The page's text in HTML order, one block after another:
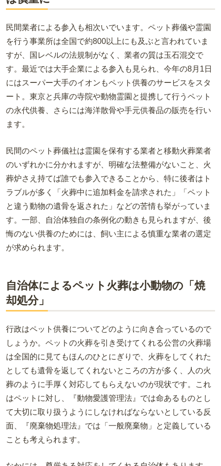
民間業者による参入も相次いでいます。ペット葬儀や霊園
を行う事業所は全国で約800以上にも及ぶと言われていま
すが、国レベルの法規制がなく、業者の質は玉石混交で
す。最近では大手企業による参入も見られ、今年の8月1日
にはスーパー大手のイオンもペット供養のサービスをスタ
ート。東京と兵庫の寺院や動物霊園と提携して行うペット
の永代供養、さらには海洋散骨や手元供養品の販売を行い
ます。
民間のペット葬儀社は霊園を保有する業者と移動火葬業者
のいずれかに分かれますが、明確な法整備がないこと、火
葬炉さえ持てば誰でも参入できることから、特に後者はト
ラブルが多く「火葬中に追加料金を請求された」「ペット
と違う動物の遺骨を返された」などの苦情も挙がっていま
す。一部、自治体独自の条例化の動きも見られますが、後
悔のない供養のためには、飼い主による慎重な業者の選定
が求められます。
自治体によるペット火葬は小動物の「焼
却処分」
行政はペット供養についてどのように向き合っているので
しょうか。ペットの火葬を引き受けてくれる公営の火葬場
は全国的に見てもほんのひとにぎりで、火葬をしてくれた
としても遺骨を返してくれないところの方が多く、人の火
葬のように手厚く対応してもらえないのが現状です。これ
はペットに対し、『動物愛護管理法』では命あるものとし
て大切に取り扱うようにしなければならないとしている反
面、『廃棄物処理法』では「一般廃棄物」と定義している
ことも考えられます。